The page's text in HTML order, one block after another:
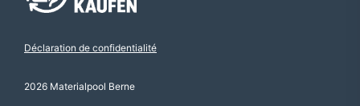
Déclaration de confidentialité
2026 Materialpool Berne